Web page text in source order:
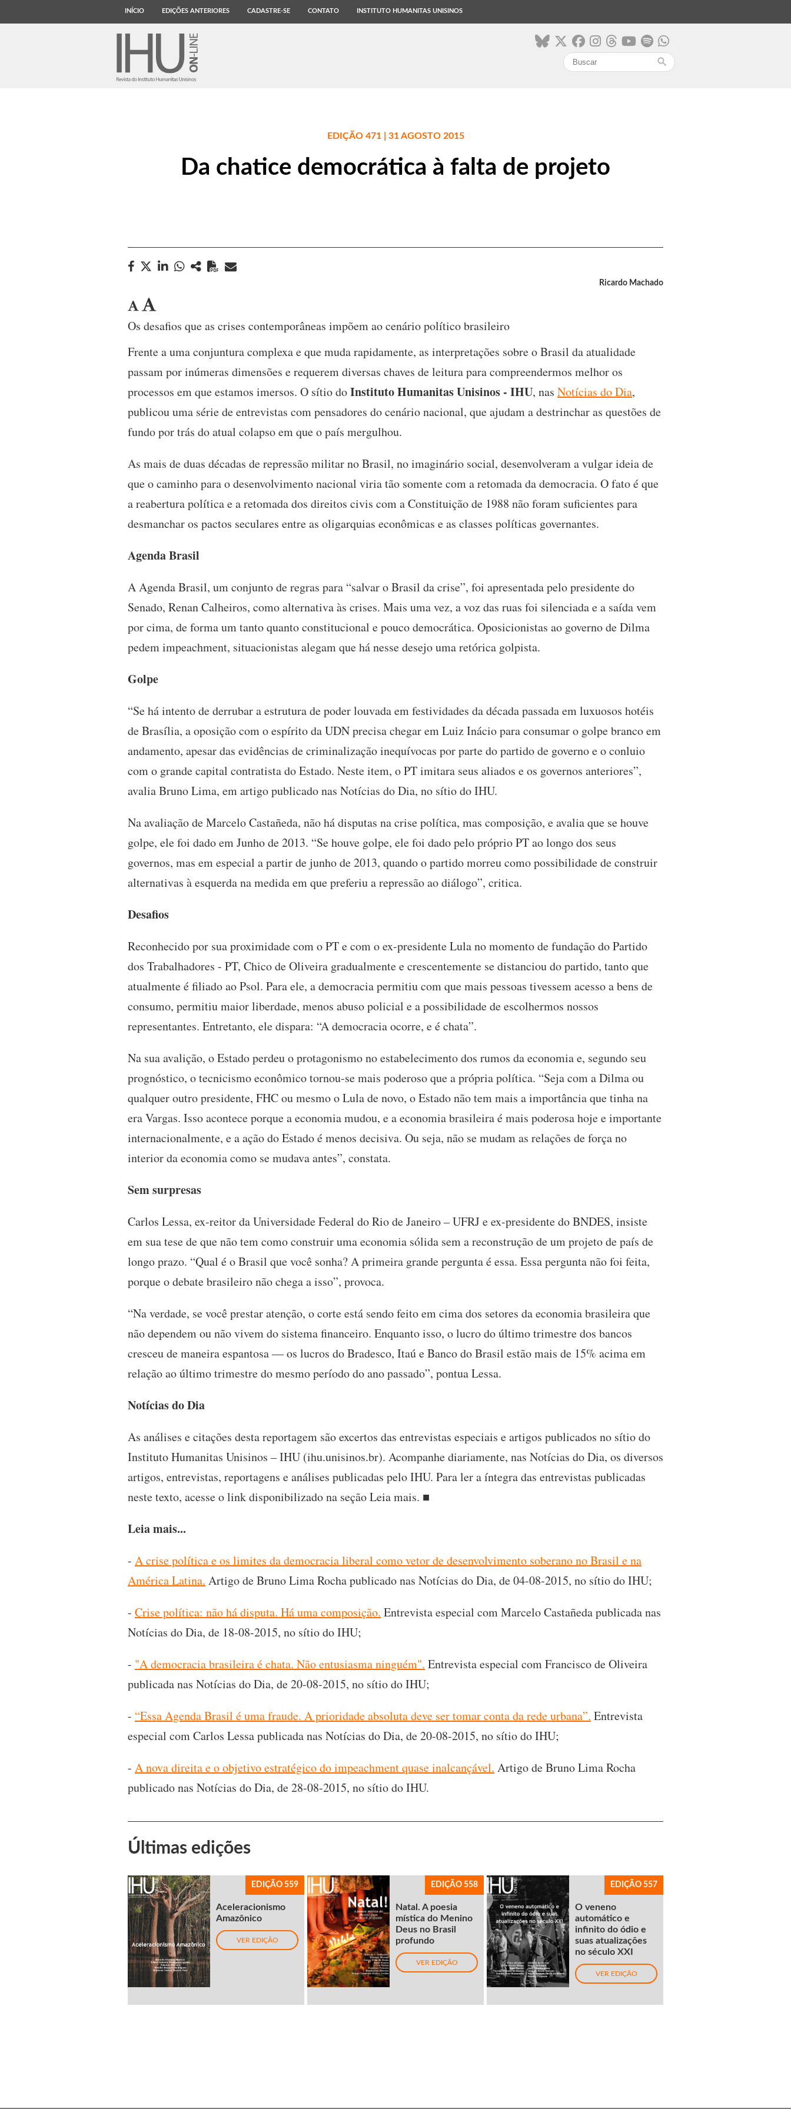
INÍCIO EDIÇÕES ANTERIORES CADASTRE-SE CONTATO INSTITUTO HUMANITAS UNISINOS
search
EDIÇÃO 471 | 31 AGOSTO 2015
Da chatice democrática à falta de projeto
Ricardo Machado
Os desafios que as crises contemporâneas impõem ao cenário político brasileiro
Frente a uma conjuntura complexa e que muda rapidamente, as interpretações sobre o Brasil da atualidade
passam por inúmeras dimensões e requerem diversas chaves de leitura para compreendermos melhor os
processos em que estamos imersos. O sítio doInstituto Humanitas Unisinos - IHU, nas Notícias do Dia,
publicou uma série de entrevistas com pensadores do cenário nacional, que ajudam a destrinchar as questões de
fundo por trás do atual colapso em que o país mergulhou.
As mais de duas décadas de repressão militar no Brasil, no imaginário social, desenvolveram a vulgar ideia de
que o caminho para o desenvolvimento nacional viria tão somente com a retomada da democracia. O fato é que
a reabertura política e a retomada dos direitos civis com a Constituição de 1988 não foram suficientes para
desmanchar os pactos seculares entre as oligarquias econômicas e as classes políticas governantes.
Agenda Brasil
A Agenda Brasil, um conjunto de regras para “salvar o Brasil da crise”, foi apresentada pelo presidente do
Senado, Renan Calheiros, como alternativa às crises. Mais uma vez, a voz das ruas foi silenciada e a saída vem
por cima, de forma um tanto quanto constitucional e pouco democrática. Oposicionistas ao governo de Dilma
pedem impeachment, situacionistas alegam que há nesse desejo uma retórica golpista.
Golpe
“Se há intento de derrubar a estrutura de poder louvada em festividades da década passada em luxuosos hotéis
de Brasília, a oposição com o espírito da UDN precisa chegar em Luiz Inácio para consumar o golpe branco em
andamento, apesar das evidências de criminalização inequívocas por parte do partido de governo e o conluio
com o grande capital contratista do Estado. Neste item, o PT imitara seus aliados e os governos anteriores”,
avalia Bruno Lima, em artigo publicado nas Notícias do Dia, no sítio do IHU.
Na avaliação de Marcelo Castañeda, não há disputas na crise política, mas composição, e avalia que se houve
golpe, ele foi dado em Junho de 2013. “Se houve golpe, ele foi dado pelo próprio PT ao longo dos seus
governos, mas em especial a partir de junho de 2013, quando o partido morreu como possibilidade de construir
alternativas à esquerda na medida em que preferiu a repressão ao diálogo”, critica.
Desafios
Reconhecido por sua proximidade com o PT e com o ex-presidente Lula no momento de fundação do Partido
dos Trabalhadores - PT, Chico de Oliveira gradualmente e crescentemente se distanciou do partido, tanto que
atualmente é filiado ao Psol. Para ele, a democracia permitiu com que mais pessoas tivessem acesso a bens de
consumo, permitiu maior liberdade, menos abuso policial e a possibilidade de escolhermos nossos
representantes. Entretanto, ele dispara: “A democracia ocorre, e é chata”.
Na sua avalição, o Estado perdeu o protagonismo no estabelecimento dos rumos da economia e, segundo seu
prognóstico, o tecnicismo econômico tornou-se mais poderoso que a própria política. “Seja com a Dilma ou
qualquer outro presidente, FHC ou mesmo o Lula de novo, o Estado não tem mais a importância que tinha na
era Vargas. Isso acontece porque a economia mudou, e a economia brasileira é mais poderosa hoje e importante
internacionalmente, e a ação do Estado é menos decisiva. Ou seja, não se mudam as relações de força no
interior da economia como se mudava antes”, constata.
Sem surpresas
Carlos Lessa, ex-reitor da Universidade Federal do Rio de Janeiro – UFRJ e ex-presidente do BNDES, insiste
em sua tese de que não tem como construir uma economia sólida sem a reconstrução de um projeto de país de
longo prazo. “Qual é o Brasil que você sonha? A primeira grande pergunta é essa. Essa pergunta não foi feita,
porque o debate brasileiro não chega a isso”, provoca.
“Na verdade, se você prestar atenção, o corte está sendo feito em cima dos setores da economia brasileira que
não dependem ou não vivem do sistema financeiro. Enquanto isso, o lucro do último trimestre dos bancos
cresceu de maneira espantosa — os lucros do Bradesco, Itaú e Banco do Brasil estão mais de 15% acima em
relação ao último trimestre do mesmo período do ano passado”, pontua Lessa.
Notícias do Dia
As análises e citações desta reportagem são excertos das entrevistas especiais e artigos publicados no sítio do
Instituto Humanitas Unisinos – IHU (ihu.unisinos.br). Acompanhe diariamente, nas Notícias do Dia, os diversos
artigos, entrevistas, reportagens e análises publicadas pelo IHU. Para ler a íntegra das entrevistas publicadas
neste texto, acesse o link disponibilizado na seção Leia mais. ■
Leia mais...
- A crise política e os limites da democracia liberal como vetor de desenvolvimento soberano no Brasil e na
América Latina. Artigo de Bruno Lima Rocha publicado nas Notícias do Dia, de 04-08-2015, no sítio do IHU;
- Crise política: não há disputa. Há uma composição. Entrevista especial com Marcelo Castañeda publicada nas
Notícias do Dia, de 18-08-2015, no sítio do IHU;
- "A democracia brasileira é chata. Não entusiasma ninguém". Entrevista especial com Francisco de Oliveira
publicada nas Notícias do Dia, de 20-08-2015, no sítio do IHU;
- “Essa Agenda Brasil é uma fraude. A prioridade absoluta deve ser tomar conta da rede urbana”. Entrevista
especial com Carlos Lessa publicada nas Notícias do Dia, de 20-08-2015, no sítio do IHU;
- A nova direita e o objetivo estratégico do impeachment quase inalcançável. Artigo de Bruno Lima Rocha
publicado nas Notícias do Dia, de 28-08-2015, no sítio do IHU.
Últimas edições
EDIÇÃO 559
Aceleracionismo
Amazônico
VER EDIÇÃO
EDIÇÃO 558
Natal. A poesia
mística do Menino
Deus no Brasil
profundo
VER EDIÇÃO
EDIÇÃO 557
O veneno
automático e
infinito do ódio e
suas atualizações
no século XXI
VER EDIÇÃO